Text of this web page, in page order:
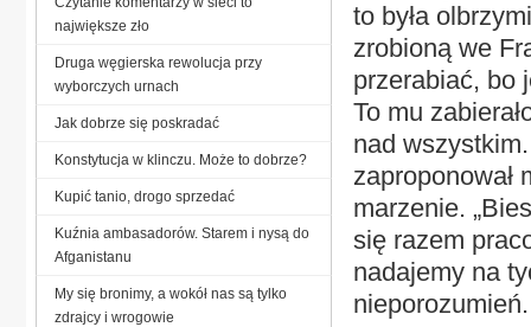
to była
zrobioną we
przerabiać, bo
To mu
nad
zaproponował
marzenie.
się razem
nadajemy na
największe zło
Druga węgierska rewolucja przy
wyborczych urnach
Jak dobrze się poskradać
Konstytucja w klinczu. Może to dobrze?
Kupić tanio, drogo sprzedać
Kuźnia ambasadorów. Starem i nysą do
Afganistanu
My się bronimy, a wokół nas są tylko
zdrajcy i wrogowie